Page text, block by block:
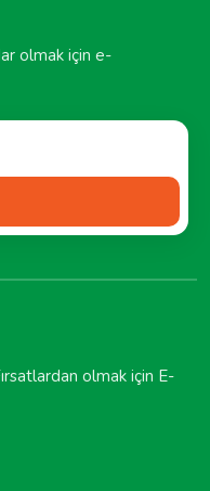
olmak için e-
olmak için E-